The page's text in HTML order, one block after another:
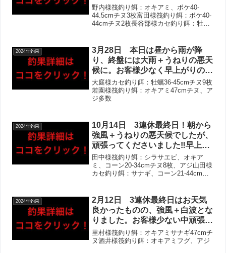
くださいましたが、全体的には活
性が低め。それでも午後を中心に
釣果伸ばしてくださり、チヌは複
の良型もあがり、その他ビッグな
ホシガレイ・ボラなど‼︎
野内様筏釣り餌：オキアミ、ボケ40-
44.5cmチヌ3枚富田様筏釣り餌：ボケ40-
44cmチヌ2枚長谷部様カセ釣り餌：牡蠣
ヌ、フグ藤田様筏釣り餌：オキアミ、...
2024年釣果
3月28日 本日は昼から雨が降
り、終盤には大雨＋うねりの悪天
候に。お客様少なく早上がりの方
も多かったですが、頑張ってくだ
さいました！牡蠣チヌの方は午前
中から伸び、ダンゴ釣りは全体に
がっているお客様いらっしゃり、
サイズも良かったです！
大庭様カセ釣り餌：牡蠣36-45cmチヌ9枚
若園様筏釣り餌：オキアミ47cmチヌ、ア
ジ多数
2024年釣果
10月14日 3連休最終日！朝から
強風＋うねりの悪天候でしたが、
頑張ってくださいました‼︎早上が
りの方ばかりでしたが、皆様釣果
あり！チヌは午後を中心に伸び、
40cmオーバーの良型‼︎ツバス・
カ・コウイカもあがりました！そ
の他タチウオ複数枚やアナゴなど
も‼︎
田中様筏釣り餌：シラサエビ、オキア
ミ、コーン20-34cmチヌ8枚、アジ山田様
カセ釣り餌：サナギ、コーン21-44cmチ
ース済）、マダイ、40cmセイゴ井...
2024年釣果
2月12日 3連休最終日はお天気
良かったものの、強風＋白波とな
りました。お客様少ない中頑張っ
てくださいましたが、厳しい状況
でした。午前中は昨日と同様に、
里村様筏釣り餌：オキアミサナギ47cmチ
ヌ酒井様筏釣り餌：オキアミフグ、アジ